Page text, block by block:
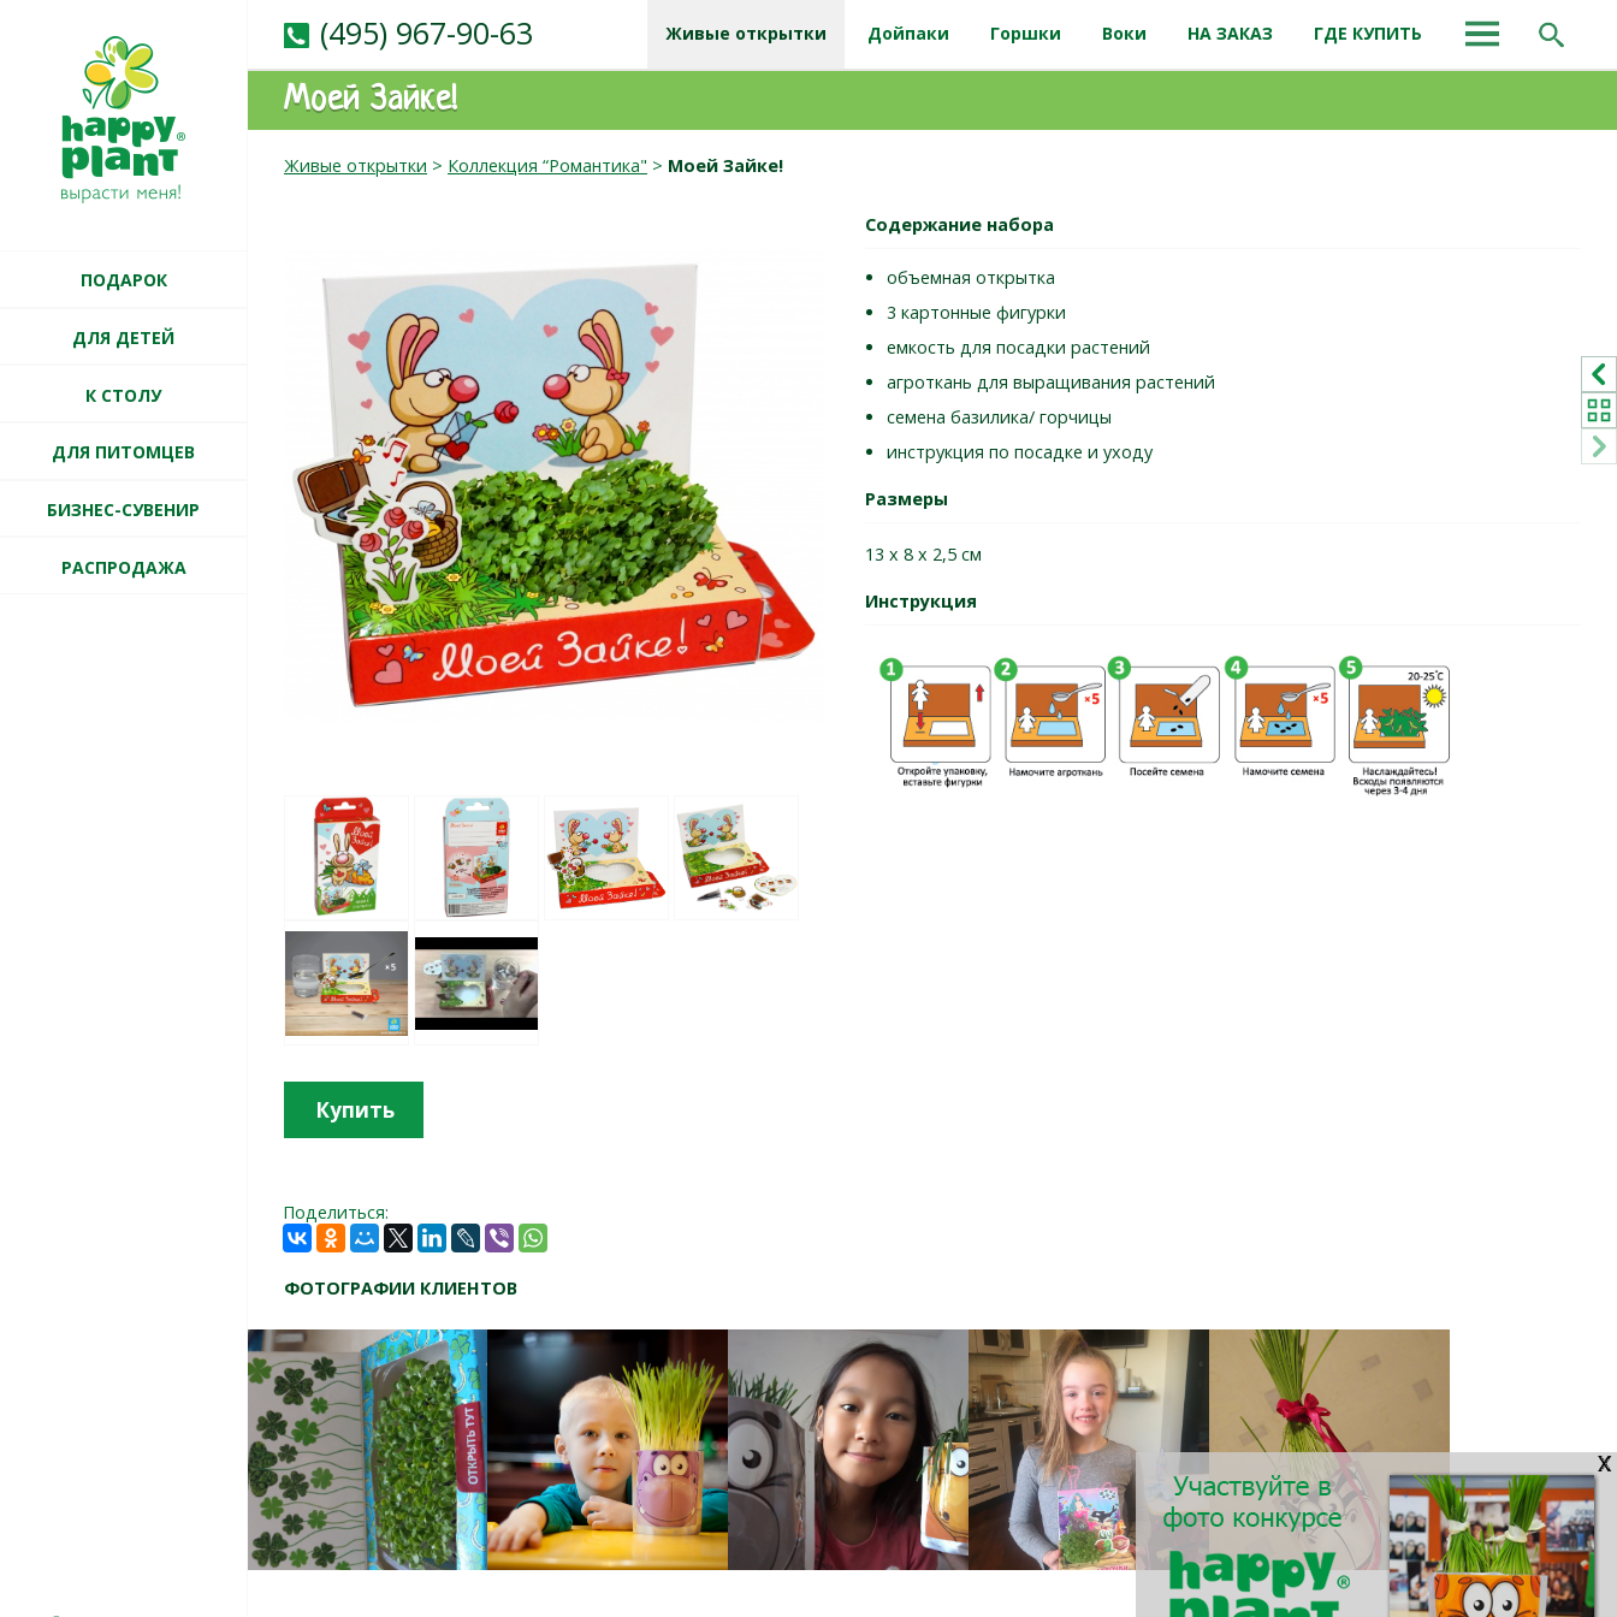
ПОДАРОК
ДЛЯ ДЕТЕЙ
К СТОЛУ
ДЛЯ ПИТОМЦЕВ
БИЗНЕС-СУВЕНИР
РАСПРОДАЖА
(495) 967-90-63 Живые открытки Дойпаки Горшки Воки НА ЗАКАЗ ГДЕ КУПИТЬ
Моей Зайке!
Живые открытки > Коллекция “Романтика" > Моей Зайке!
Купить
Содержание набора
объемная открытка
3 картонные фигурки
емкость для посадки растений
агроткань для выращивания растений
семена базилика/ горчицы
инструкция по посадке и уходу
Размеры
13 х 8 х 2,5 см
Инструкция
Поделиться:
ФОТОГРАФИИ КЛИЕНТОВ